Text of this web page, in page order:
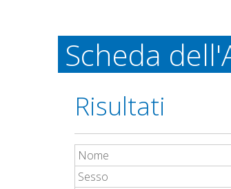
Scheda
Risultati
Nome
Sesso